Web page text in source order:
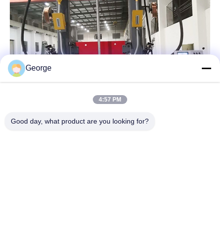
George
4:57 PM
Good day, what product are you looking for?